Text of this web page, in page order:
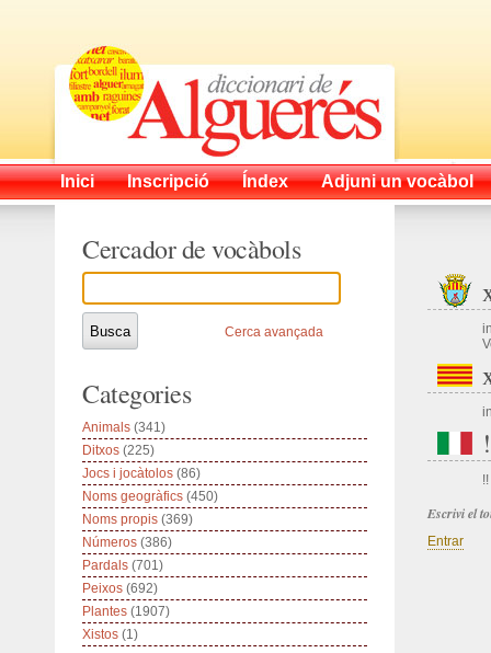
Inici Inscripció Índex Adjuni un vocàbol
!!
Escrivi el
Entrar
Cercador de vocàbols
Cerca avançada
Categories
Animals (341)
Ditxos (225)
Jocs i jocàtolos (86)
Noms geogràfics (450)
Noms propis (369)
Números (386)
Pardals (701)
Peixos (692)
Plantes (1907)
Xistos (1)